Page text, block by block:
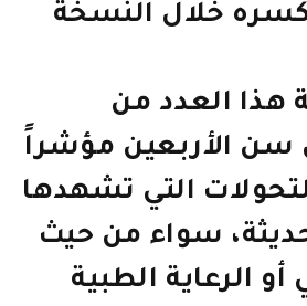
خلال النسخة
هذا العدد من
سن الأربعين مؤشراً
التي تشهدها
سواء من حيث
أو الرعاية الطبية